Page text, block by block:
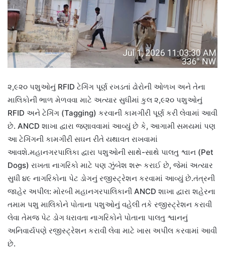
૨,૯૨૦ પશુઓનું RFID ટેગિંગ પૂર્ણ રખડતાં ઢોરોની ઓળખ અને તેના
માલિકોની ભાળ મેળવવા માટે અત્યાર સુધીમાં કુલ ૨,૯૨૦ પશુઓનું
RFID અને ટેગિંગ (Tagging) કરવાની કામગીરી પૂર્ણ કરી લેવામાં આવી
છે. ANCD શાખા દ્વારા જણાવવામાં આવ્યું છે કે, આગામી સમયમાં પણ
આ ટેગિંગની કામગીરી સઘન રીતે યથાવત રાખવામાં
આવશે.મહાનગરપાલિકા દ્વારા પશુઓની સાથે-સાથે પાલતુ શ્વાન (Pet
Dogs) રાખતા નાગરિકો માટે પણ ઝુંબેશ શરૂ કરાઈ છે, જેમાં અત્યાર
સુધી ૪૯ નાગરિકોના પેટ ડોગનું રજીસ્ટ્રેશન કરવામાં આવ્યું છે.તંત્રની
જાહેર અપીલ: મોરબી મહાનગરપાલિકાની ANCD શાખા દ્વારા શહેરના
તમામ પશુ માલિકોને પોતાના પશુઓનું વહેલી તકે રજીસ્ટ્રેશન કરાવી
લેવા તેમજ પેટ ડોગ ધરાવતા નાગરિકોને પોતાના પાલતુ શ્વાનનું
અનિવાર્યપણે રજીસ્ટ્રેશન કરાવી લેવા માટે ખાસ અપીલ કરવામાં આવી
છે.